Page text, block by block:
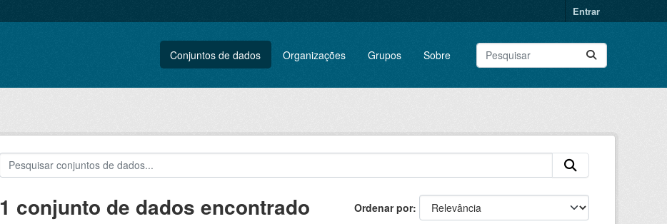
Entrar
Conjuntos de dados Organizações Grupos Sobre
Ordenar por
1 conjunto de dados encontrado